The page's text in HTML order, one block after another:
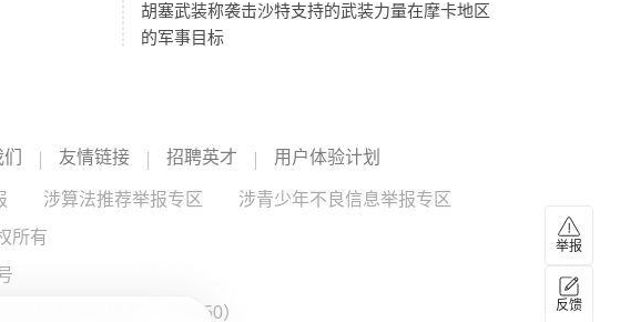
空部队在摩卡上空拦截了胡塞武装的无人机。 社交媒体上流
传的视频画面显示，遭袭现场浓烟滚滚。 一名摩卡当地官员
胡塞武装称袭击沙特支持的武装力量在摩卡地区
的军事目标
次行动使用大量弹道导弹和无人机，目标包括沙特支持的武
击“命中准确”，造成相关武器装备大范围损毁，并导致数十人
离境退税“2.0版”政策落地满月 广州入境消费持续
升温
友情链接 招聘英才 用户体验计划
涉算法推荐举报专区
涉青少年不良信息举报专区
所有
会核发证书编号：ZX0050）
举报
反馈